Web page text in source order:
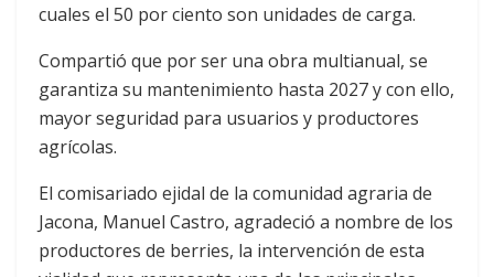
cuales el 50 por ciento son unidades de carga.
Compartió que por ser una obra multianual, se
garantiza su mantenimiento hasta 2027 y con ello,
mayor seguridad para usuarios y productores
agrícolas.
El comisariado ejidal de la comunidad agraria de
Jacona, Manuel Castro, agradeció a nombre de los
productores de berries, la intervención de esta